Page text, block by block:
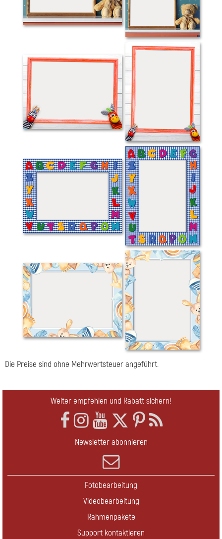
Die Preise sind ohne Mehrwertsteuer angeführt.
Weiter empfehlen und Rabatt sichern!
Newsletter abonnieren
Fotobearbeitung
Videobearbeitung
Rahmenpakete
Support kontaktieren